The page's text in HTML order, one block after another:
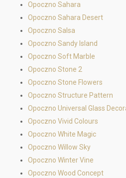
Opoczno Sahara
Opoczno Sahara Desert
Opoczno Salsa
Opoczno Sandy Island
Opoczno Soft Marble
Opoczno Stone 2
Opoczno Stone Flowers
Opoczno Structure Pattern
Opoczno Universal Glass
Opoczno Vivid Colours
Opoczno White Magic
Opoczno Willow Sky
Opoczno Winter Vine
Opoczno Wood Concept